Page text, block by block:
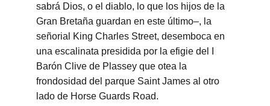
sabrá Dios, o el diablo, lo que los hijos de la
Gran Bretaña guardan en este último–, la
señorial King Charles Street, desemboca en
una escalinata presidida por la efigie del I
Barón Clive de Plassey que otea la
frondosidad del parque Saint James al otro
lado de Horse Guards Road.